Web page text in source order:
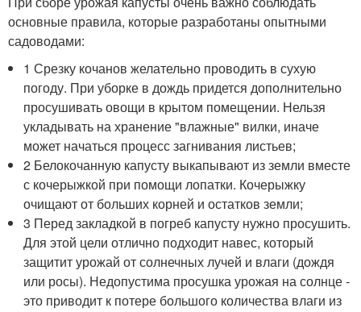
основные правила, которые разработаны опытными
садоводами:
1 Срезку кочанов желательно проводить в сухую
погоду. При уборке в дождь придется дополнительно
просушивать овощи в крытом помещении. Нельзя
укладывать на хранение "влажные" вилки, иначе
может начаться процесс загнивания листьев;
2 Белокочанную капусту выкапывают из земли вместе
с кочерыжкой при помощи лопатки. Кочерыжку
очищают от больших корней и остатков земли;
3 Перед закладкой в погреб капусту нужно просушить.
Для этой цели отлично подходит навес, который
защитит урожай от солнечных лучей и влаги (дождя
или росы). Недопустима просушка урожая на солнце -
это приводит к потере большого количества влаги из